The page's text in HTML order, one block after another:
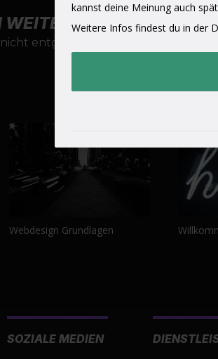
kannst deine Meinung auch
Weitere Infos findest du in der
entgehen lassen
Webdesign Grundlagen
SOZIALE MEDIEN